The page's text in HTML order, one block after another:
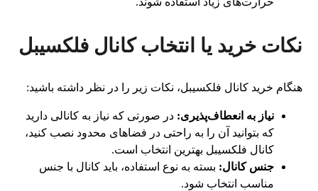
نکات خرید یا انتخاب کانال فلکسیبل
هنگام خرید کانال فلکسیبل، نکات زیر را در نظر داشته باشید:
نیاز به انعطاف‌پذیری: در صورتی که نیاز به کانالی دارید
که بتوانید آن را به راحتی در فضاهای محدود نصب کنید،
کانال فلکسیبل بهترین انتخاب است.
جنس کانال: بسته به نوع استفاده، باید کانال با جنس
مناسب انتخاب شود.